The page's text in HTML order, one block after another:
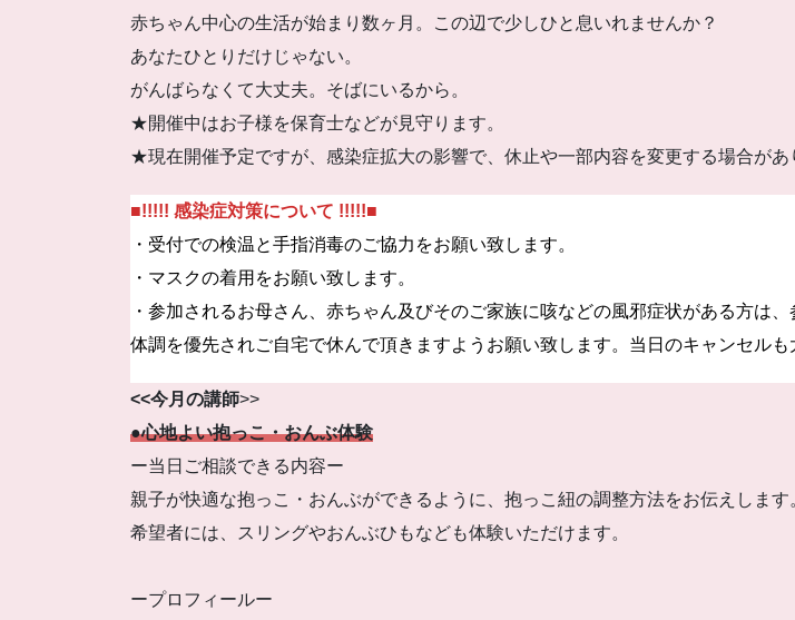
赤ちゃん中心の生活が始まり数ヶ月。この辺で少しひと息いれませんか？
あなたひとりだけじゃない。
がんばらなくて大丈夫。そばにいるから。
★開催中はお子様を保育士などが見守ります。
★現在開催予定ですが、感染症拡大の影響で、休止や一部内容を変更する場合があ
■!!!!! 感染症対策について !!!!!■
・受付での検温と手指消毒のご協力をお願い致します。
・マスクの着用をお願い致します。
・参加されるお母さん、赤ちゃん及びそのご家族に咳などの風邪症状がある方は、
体調を優先されご自宅で休んで頂きますようお願い致します。当日のキャンセルも
<<今月の講師>>
●心地よい抱っこ・おんぶ体験
ー当日ご相談できる内容ー
親子が快適な抱っこ・おんぶができるように、抱っこ紐の調整方法をお伝えします
希望者には、スリングやおんぶひもなども体験いただけます。
ープロフィールー